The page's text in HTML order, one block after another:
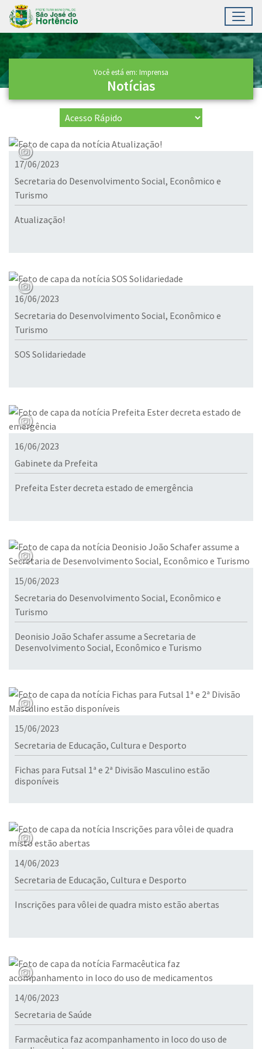
Ir para conteúdo principal
Conteúdo Principal
Você está em: Imprensa
Notícias
17/06/2023
Secretaria do Desenvolvimento Social, Econômico e
Turismo
Atualização!
16/06/2023
Secretaria do Desenvolvimento Social, Econômico e
Turismo
SOS Solidariedade
16/06/2023
Gabinete da Prefeita
Prefeita Ester decreta estado de emergência
15/06/2023
Secretaria do Desenvolvimento Social, Econômico e
Turismo
Deonisio João Schafer assume a Secretaria de
Desenvolvimento Social, Econômico e Turismo
15/06/2023
Secretaria de Educação, Cultura e Desporto
Fichas para Futsal 1ª e 2ª Divisão Masculino estão
disponíveis
14/06/2023
Secretaria de Educação, Cultura e Desporto
Inscrições para vôlei de quadra misto estão abertas
14/06/2023
Secretaria de Saúde
Farmacêutica faz acompanhamento in loco do uso de